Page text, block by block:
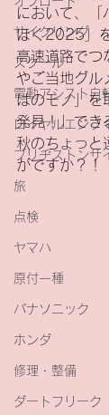
サイクリング
スクール
電動アシスト自
ロイヤルエンフ
ブリヂストンサ
旅
点検
ヤマハ
原付一種
パナソニック
ホンダ
修理・整備
ダートフリーク
において、「
ほく2025」
高速道路でつ
やご当地グル
はのモノ」を
発見！」でき
秋のちょっと
がですか？！